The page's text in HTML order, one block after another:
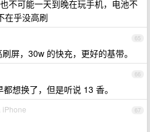
不可能一天到晚在玩手机，电池不
在乎没高刷
65
屏，30w 的快充，更好的基带。
66
想换了，但是听说 13 香。
67
iPhone